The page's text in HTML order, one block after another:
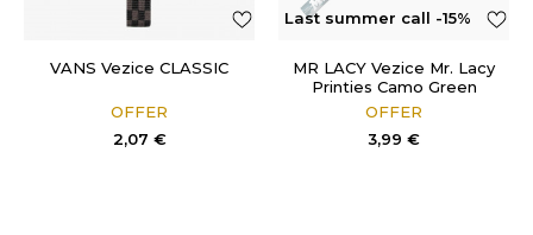
VANS Vezice CLASSIC
OFFER
2,07 €
Last summer call -15%
OFF
MR LACY Vezice Mr. Lacy
Printies Camo Green
OFFER
3,99 €